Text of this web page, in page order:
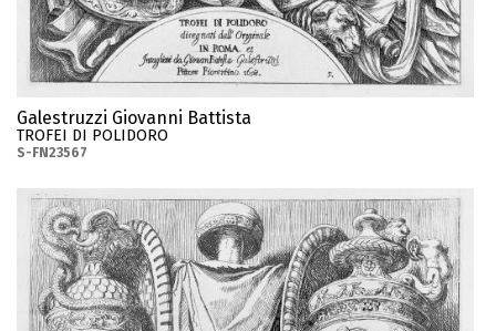
Galestruzzi Giovanni Battista
TROFEI DI POLIDORO
S-FN23567